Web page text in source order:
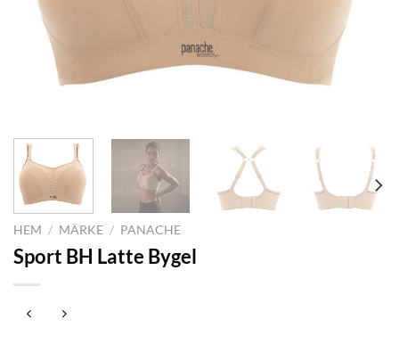
HEM / MÄRKE / PANACHE
Sport BH Latte Bygel